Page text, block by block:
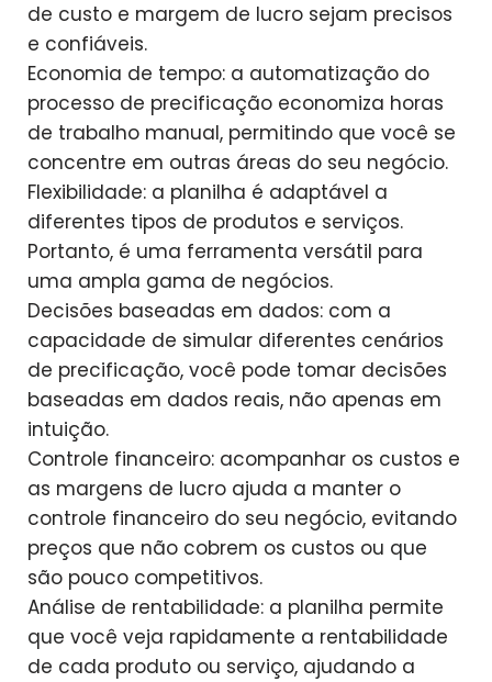
de custo e margem de lucro sejam precisos
e confiáveis.
Economia de tempo: a automatização do
processo de precificação economiza horas
de trabalho manual, permitindo que você se
concentre em outras áreas do seu negócio.
Flexibilidade: a planilha é adaptável a
diferentes tipos de produtos e serviços.
Portanto, é uma ferramenta versátil para
uma ampla gama de negócios.
Decisões baseadas em dados: com a
capacidade de simular diferentes cenários
de precificação, você pode tomar decisões
baseadas em dados reais, não apenas em
intuição.
Controle financeiro: acompanhar os custos e
as margens de lucro ajuda a manter o
controle financeiro do seu negócio, evitando
preços que não cobrem os custos ou que
são pouco competitivos.
Análise de rentabilidade: a planilha permite
que você veja rapidamente a rentabilidade
de cada produto ou serviço, ajudando a